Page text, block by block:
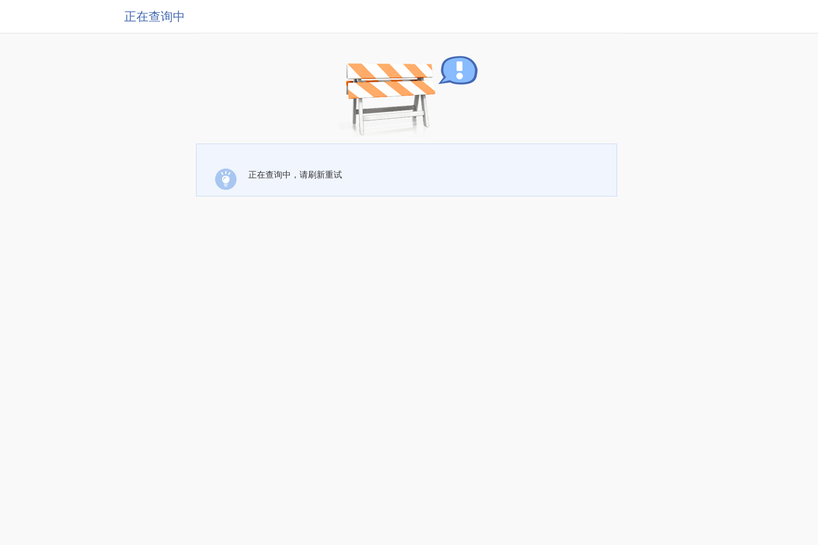
正在查询中
正在查询中，请刷新重试